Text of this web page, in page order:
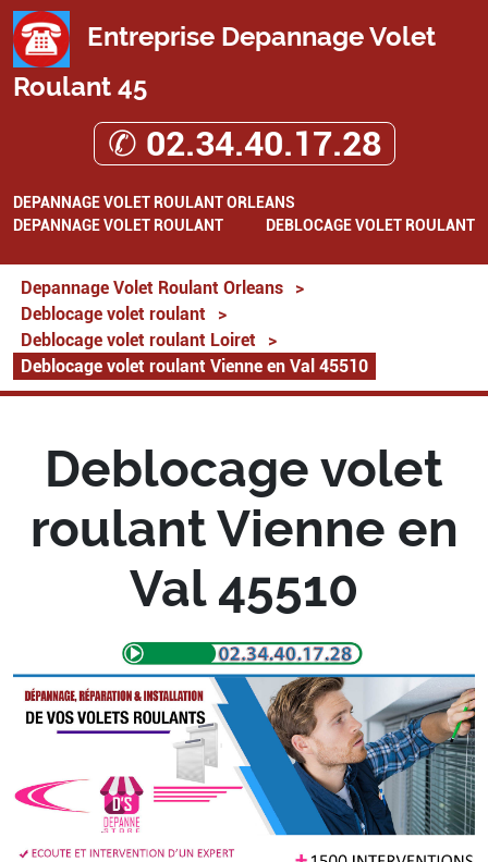
Entreprise Depannage Volet
Roulant 45
✆ 02.34.40.17.28
DEPANNAGE VOLET ROULANT ORLEANS
DEPANNAGE VOLET ROULANT
DEBLOCAGE VOLET ROULANT
Depannage Volet Roulant Orleans
>
Deblocage volet roulant
>
Deblocage volet roulant Loiret
>
Deblocage volet roulant Vienne en Val 45510
Deblocage volet
roulant Vienne en
Val 45510